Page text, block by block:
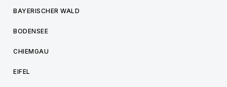
BAYERISCHER WALD
BODENSEE
CHIEMGAU
EIFEL